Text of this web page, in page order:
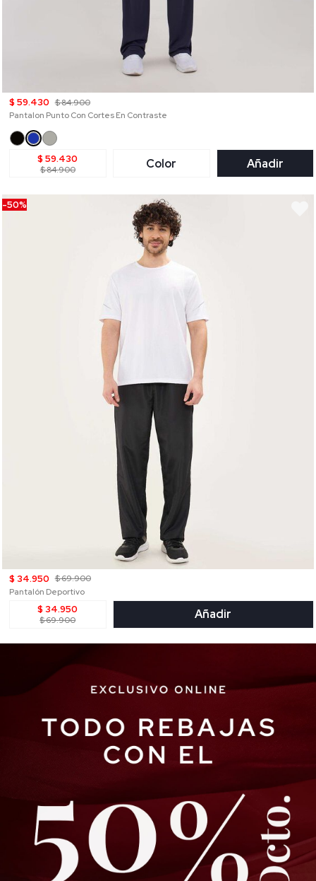
$ 59.430 $ 84.900
Pantalon Punto Con Cortes En Contraste
$ 59.430
$ 84.900 Color Añadir
-50%
$ 34.950 $ 69.900
Pantalón Deportivo
$ 34.950
$ 69.900 Añadir